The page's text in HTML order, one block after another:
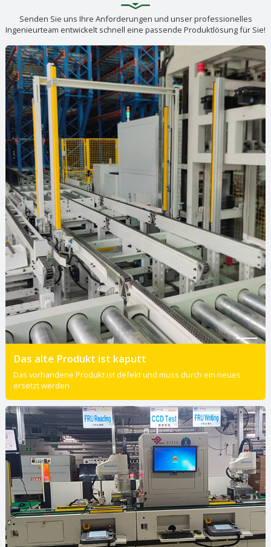
Senden Sie uns Ihre Anforderungen und unser professionelles
Ingenieurteam entwickelt schnell eine passende Produktlösung für Sie!
Das alte Produkt ist kaputt
Das vorhandene Produkt ist defekt und muss durch ein neues
ersetzt werden